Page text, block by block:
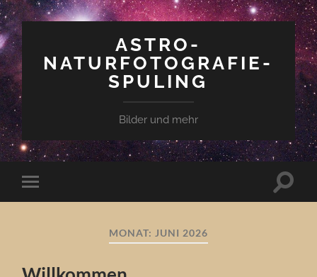
ASTRO-
NATURFOTOGRAFIE-
SPULING
Bilder und mehr
Mobile-
Menü
MONAT: JUNI 2026